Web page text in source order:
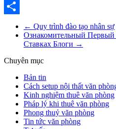
LinkedIn
← Quy trình đào tạo nhân sự
Ознакомительный
Ставках Блоги →
Chuyên mục
Bản tin
Cách setup nội thất văn
Kinh nghiệm thuê văn phòng
Pháp lý khi thuê văn phòng
Phong thuỷ văn phòng
Tin tức văn phòng